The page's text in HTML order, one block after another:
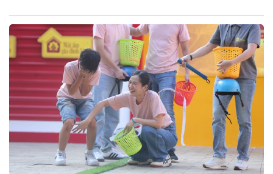
kiếm tiền nuôi các con thơ. Trong tập 132 chương trình
Mái ấm...